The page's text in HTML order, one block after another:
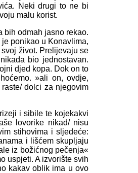
Neki drugi to ne bi
malu korist.
odmah jasno rekao.
ponikao u Konavlima,
život. Prelijevaju se
bio jednostavan.
djed kopa. Dok on to
»ali on, ovdje,
dolci za njegovim
i sibile te kojekakvi
lovorike nikad/ nisu
stihovima i sljedeće:
i lišćem skupljaju
iz božićnog pečenja«
uspjeti. A izvorište svih
kakav oblik ima u ovo